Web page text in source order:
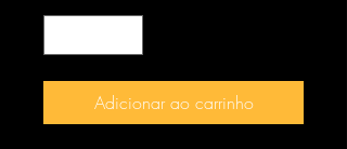
Adicionar ao carrinho